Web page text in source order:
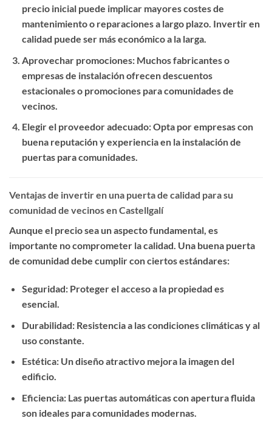
precio inicial puede implicar mayores costes de
mantenimiento o reparaciones a largo plazo. Invertir en
calidad puede ser más económico a la larga.
Aprovechar promociones: Muchos fabricantes o
empresas de instalación ofrecen descuentos
estacionales o promociones para comunidades de
vecinos.
Elegir el proveedor adecuado: Opta por empresas con
buena reputación y experiencia en la instalación de
puertas para comunidades.
Ventajas de invertir en una puerta de calidad para su
comunidad de vecinos en Castellgalí
Aunque el precio sea un aspecto fundamental, es
importante no comprometer la calidad. Una buena puerta
de comunidad debe cumplir con ciertos estándares:
Seguridad: Proteger el acceso a la propiedad es
esencial.
Durabilidad: Resistencia a las condiciones climáticas y al
uso constante.
Estética: Un diseño atractivo mejora la imagen del
edificio.
Eficiencia: Las puertas automáticas con apertura fluida
son ideales para comunidades modernas.